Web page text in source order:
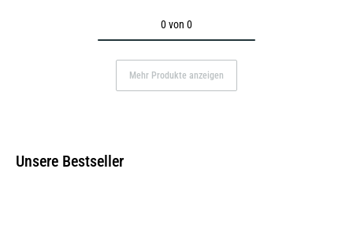
0 von 0
Mehr Produkte anzeigen
Unsere Bestseller